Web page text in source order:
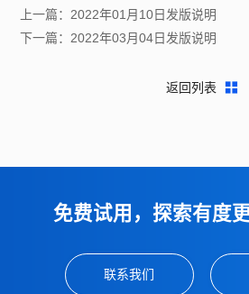
上一篇：2022年01月10日发版说明
返回列表
下一篇：2022年03月04日发版说明
免费试用，探索有度
联系我们